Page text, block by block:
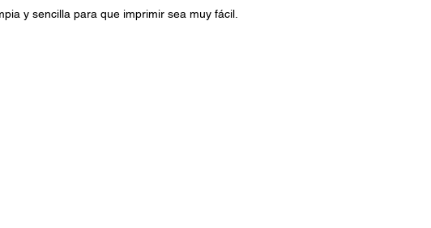
y sencilla para que imprimir sea muy fácil.